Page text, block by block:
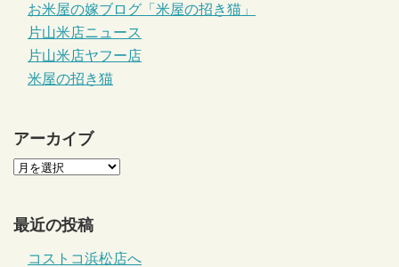
お米屋の嫁ブログ「米屋の招き猫」
片山米店ニュース
片山米店ヤフー店
米屋の招き猫
アーカイブ
最近の投稿
コストコ浜松店へ